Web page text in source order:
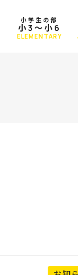
小学生の部
小3～小6
ELEMENTARY